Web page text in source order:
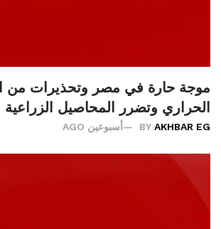
موجة حارة في مصر وتحذيرات من
الحراري وتضرر المحاصيل الزراعية
BY AKHBAR EG أسبوعين AGO